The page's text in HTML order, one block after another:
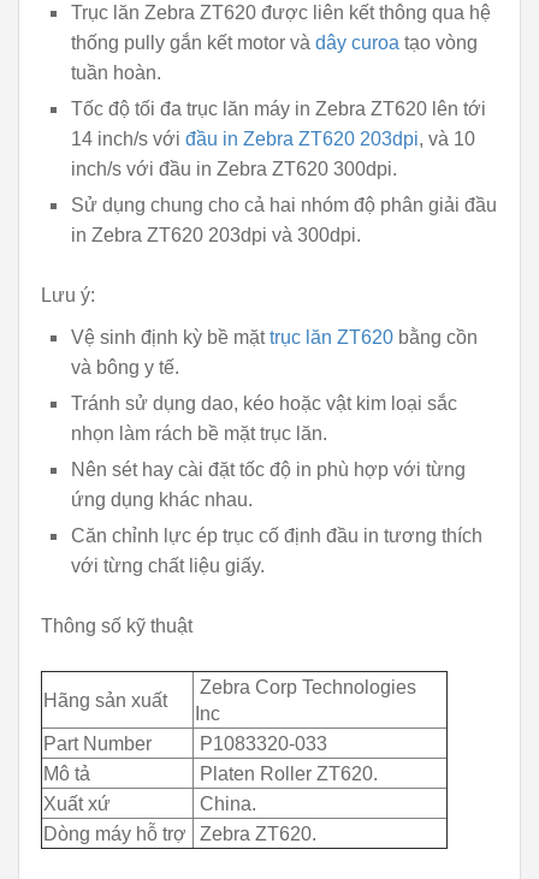
Trục lăn Zebra ZT620 được liên kết thông qua hệ
thống pully gắn kết motor và dây curoa tạo vòng
tuần hoàn.
Tốc độ tối đa trục lăn máy in Zebra ZT620 lên tới
14 inch/s với đầu in Zebra ZT620 203dpi, và 10
inch/s với đầu in Zebra ZT620 300dpi.
Sử dụng chung cho cả hai nhóm độ phân giải đầu
in Zebra ZT620 203dpi và 300dpi.
Lưu ý:
Vệ sinh định kỳ bề mặttrục lăn ZT620 bằng cồn
và bông y tế.
Tránh sử dụng dao, kéo hoặc vật kim loại sắc
nhọn làm rách bề mặt trục lăn.
Nên sét hay cài đặt tốc độ in phù hợp với từng
ứng dụng khác nhau.
Căn chỉnh lực ép trục cố định đầu in tương thích
với từng chất liệu giấy.
Thông số kỹ thuật
Hãng sản xuất
Zebra Corp Technologies
Inc
Part Number
P1083320-033
Mô tả
Platen Roller ZT620.
Xuất xứ
China.
Dòng máy hỗ trợ
Zebra ZT620.